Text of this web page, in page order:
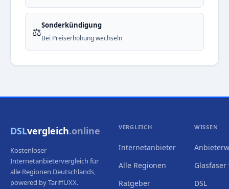
⚖️Sonderkündigung
Bei Preiserhöhung wechseln
DSLvergleich.online
Kostenloser
Internetanbietervergleich für
alle Regionen Deutschlands,
powered by TariffUXX.
VERGLEICH
Internetanbieter
Alle Regionen
Ratgeber
WISSEN
Glasfaser
DSL